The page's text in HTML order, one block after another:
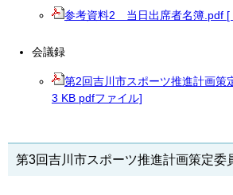
参考資料2 当日出席者名簿.pdf [
会議録
第2回吉川市スポーツ推進計画策
3 KB pdfファイル]
第3回吉川市スポーツ推進計画策定委